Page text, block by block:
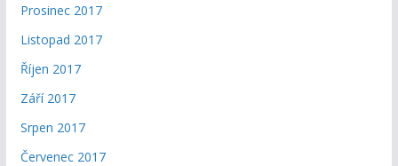
Prosinec 2017
Listopad 2017
Říjen 2017
Září 2017
Srpen 2017
Červenec 2017